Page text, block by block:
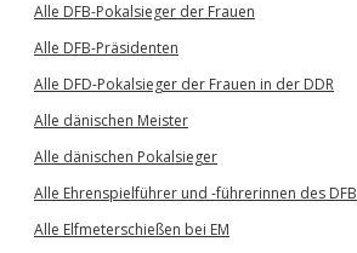
Alle DFB-Pokalsieger der Frauen
Alle DFB-Präsidenten
Alle DFD-Pokalsieger der Frauen in der DDR
Alle dänischen Meister
Alle dänischen Pokalsieger
Alle Ehrenspielführer und -führerinnen des DFB
Alle Elfmeterschießen bei EM